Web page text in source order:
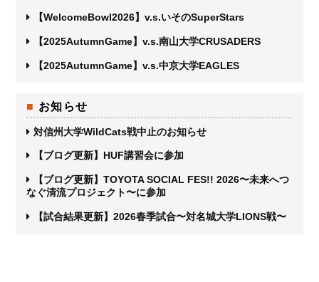
【WelcomeBowl2026】v.s.いそのSuperStars
【2025AutumnGame】v.s.南山大学CRUSADERS
【2025AutumnGame】v.s.中京大学EAGLES
お知らせ
対信州大学WildCats戦中止のお知らせ
【ブログ更新】HUF講習会に参加
【ブログ更新】TOYOTA SOCIAL FES!! 2026〜未来へつ
なぐ清流プロジェクト〜に参加
【試合結果更新】2026春季試合〜対名城大学LIONS戦〜